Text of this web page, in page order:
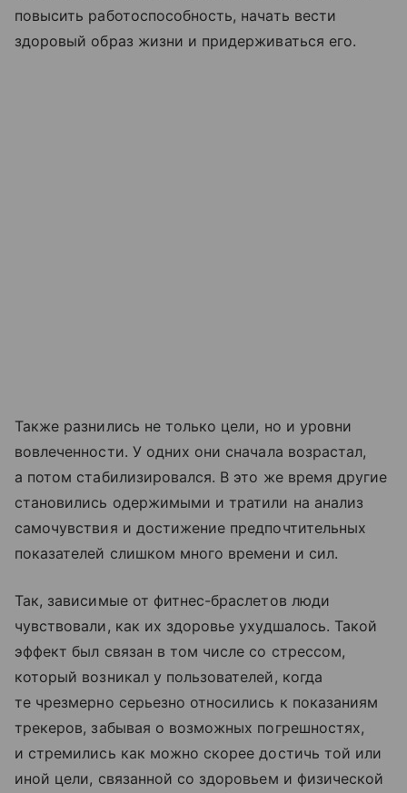
повысить работоспособность, начать вести
здоровый образ жизни и придерживаться его.
Также разнились не только цели, но и уровни
вовлеченности. У одних они сначала возрастал,
а потом стабилизировался. В это же время другие
становились одержимыми и тратили на анализ
самочувствия и достижение предпочтительных
показателей слишком много времени и сил.
Так, зависимые от фитнес-браслетов люди
чувствовали, как их здоровье ухудшалось. Такой
эффект был связан в том числе со стрессом,
который возникал у пользователей, когда
те чрезмерно серьезно относились к показаниям
трекеров, забывая о возможных погрешностях,
и стремились как можно скорее достичь той или
иной цели, связанной со здоровьем и физической